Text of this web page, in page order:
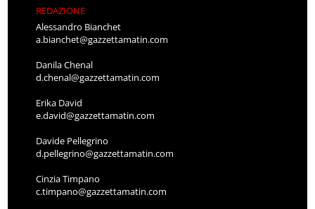
REDAZIONE
Alessandro Bianchet
a.bianchet@gazzettamatin.com
Danila Chenal
d.chenal@gazzettamatin.com
Erika David
e.david@gazzettamatin.com
Davide Pellegrino
d.pellegrino@gazzettamatin.com
Cinzia Timpano
c.timpano@gazzettamatin.com